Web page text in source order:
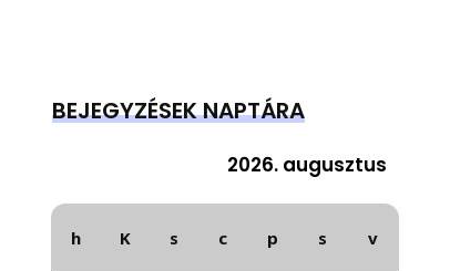
BEJEGYZÉSEK NAPTÁRA
2026. augusztus
h K s c p s v